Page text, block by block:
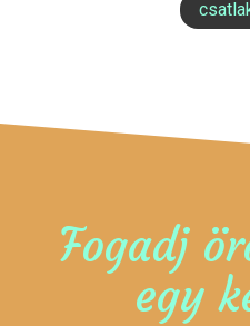
Fogadj
egy